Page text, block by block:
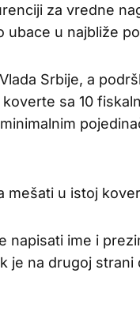
za vredne
u najbliže
Srbije, a
sa 10
mešati u istoj
napisati ime i
je na drugoj strani